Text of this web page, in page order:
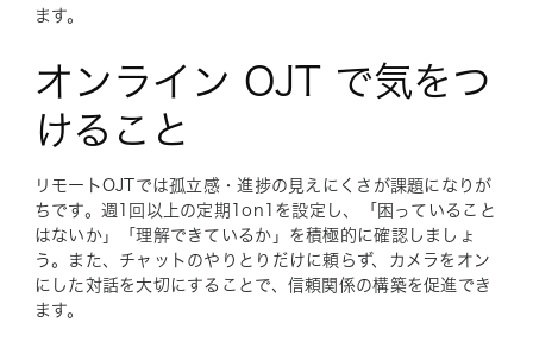
ます。
オンライン OJT で気をつ
けること
リモートOJTでは孤立感・進捗の見えにくさが課題になりが
ちです。週1回以上の定期1on1を設定し、「困っていること
はないか」「理解できているか」を積極的に確認しましょ
う。また、チャットのやりとりだけに頼らず、カメラをオン
にした対話を大切にすることで、信頼関係の構築を促進でき
ます。